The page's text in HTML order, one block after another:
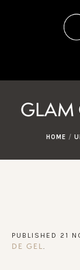
GLAM
HOME /
PUBLISHED 21
DE GEL.